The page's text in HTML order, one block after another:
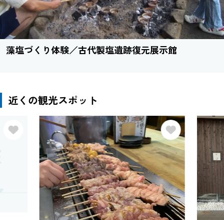
藻塩づくり体験／古代製塩遺跡復元展示館
近くの観光スポット